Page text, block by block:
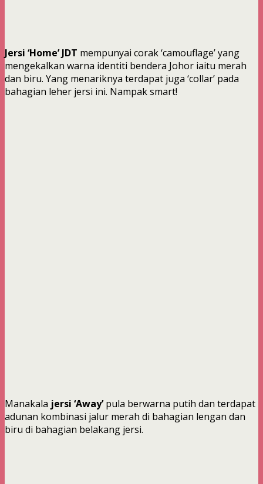
Jersi ‘Home’ JDT mempunyai corak ‘camouflage’ yang
mengekalkan warna identiti bendera Johor iaitu merah
dan biru. Yang menariknya terdapat juga ‘collar’ pada
bahagian leher jersi ini. Nampak smart!
Manakala jersi ‘Away’pula berwarna putih dan terdapat
adunan kombinasi jalur merah di bahagian lengan dan
biru di bahagian belakang jersi.